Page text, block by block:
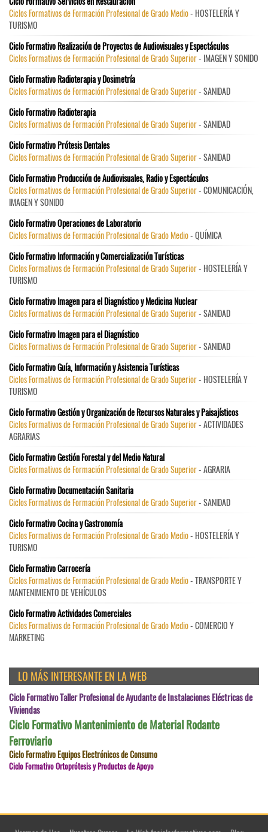
Ciclos Formativos de Formación Profesional de Grado Medio- HOSTELERÍA Y
TURISMO
Ciclo Formativo Realización de Proyectos de Audiovisuales y Espectáculos
Ciclos Formativos de Formación Profesional de Grado Superior- IMAGEN Y SONIDO
Ciclo Formativo Radioterapia y Dosimetría
Ciclos Formativos de Formación Profesional de Grado Superior- SANIDAD
Ciclo Formativo Radioterapia
Ciclos Formativos de Formación Profesional de Grado Superior- SANIDAD
Ciclo Formativo Prótesis Dentales
Ciclos Formativos de Formación Profesional de Grado Superior- SANIDAD
Ciclo Formativo Producción de Audiovisuales, Radio y Espectáculos
Ciclos Formativos de Formación Profesional de Grado Superior- COMUNICACIÓN,
IMAGEN Y SONIDO
Ciclo Formativo Operaciones de Laboratorio
Ciclos Formativos de Formación Profesional de Grado Medio- QUÍMICA
Ciclo Formativo Información y Comercialización Turísticas
Ciclos Formativos de Formación Profesional de Grado Superior- HOSTELERÍA Y
TURISMO
Ciclo Formativo Imagen para el Diagnóstico y Medicina Nuclear
Ciclos Formativos de Formación Profesional de Grado Superior- SANIDAD
Ciclo Formativo Imagen para el Diagnóstico
Ciclos Formativos de Formación Profesional de Grado Superior- SANIDAD
Ciclo Formativo Guía, Información y Asistencia Turísticas
Ciclos Formativos de Formación Profesional de Grado Superior- HOSTELERÍA Y
TURISMO
Ciclo Formativo Gestión y Organización de Recursos Naturales y Paisajísticos
Ciclos Formativos de Formación Profesional de Grado Superior- ACTIVIDADES
AGRARIAS
Ciclo Formativo Gestión Forestal y del Medio Natural
Ciclos Formativos de Formación Profesional de Grado Superior- AGRARIA
Ciclo Formativo Documentación Sanitaria
Ciclos Formativos de Formación Profesional de Grado Superior- SANIDAD
Ciclo Formativo Cocina y Gastronomía
Ciclos Formativos de Formación Profesional de Grado Medio- HOSTELERÍA Y
TURISMO
Ciclo Formativo Carrocería
Ciclos Formativos de Formación Profesional de Grado Medio- TRANSPORTE Y
MANTENIMIENTO DE VEHÍCULOS
Ciclo Formativo Actividades Comerciales
Ciclos Formativos de Formación Profesional de Grado Medio- COMERCIO Y
MARKETING
LO MÁS INTERESANTE EN LA WEB
Ciclo Formativo Taller Profesional de Ayudante de Instalaciones Eléctricas de
Viviendas
Ciclo Formativo Mantenimiento de Material Rodante
Ferroviario
Ciclo Formativo Equipos Electrónicos de Consumo
Ciclo Formativo Ortoprótesis y Productos de Apoyo